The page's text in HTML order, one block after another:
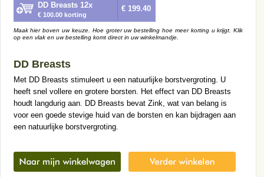
DD Breasts 12x
€ 100.00 korting
€ 199.40
Maak hier boven uw keuze. Hoe groter uw bestelling hoe meer korting u krijgt. Klik
op een vlak en uw bestelling komt direct in uw winkelmandje.
DD Breasts
Met DD Breasts stimuleert u een natuurlijke borstvergroting. U
heeft snel vollere en grotere borsten. Het effect van DD Breasts
houdt langdurig aan. DD Breasts bevat Zink, wat van belang is
voor een goede stevige huid van de borsten en kan bijdragen aan
een natuurlijke borstvergroting.